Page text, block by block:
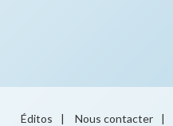
Éditos | Nous contacter |